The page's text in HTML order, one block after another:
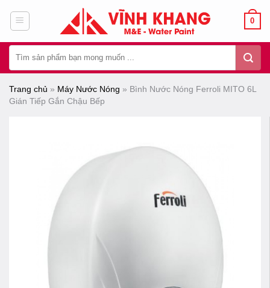
dung
0
kiếm:
Trang chủ » Máy Nước Nóng » Bình Nước Nóng Ferroli MITO 6L
Gián Tiếp Gắn Chậu Bếp